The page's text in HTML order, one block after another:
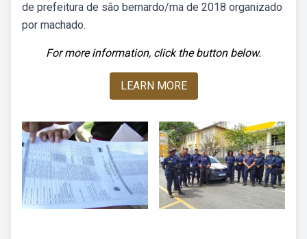
de prefeitura de são bernardo/ma de 2018 organizado
por machado.
For more information, click the button below.
LEARN MORE